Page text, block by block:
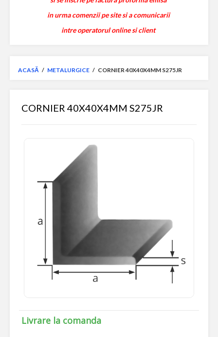
in urma comenzii pe site si a comunicarii
intre operatorul online si client
ACASĂ / METALURGICE / CORNIER 40X40X4MM S275JR
CORNIER 40X40X4MM S275JR
Livrare la comanda